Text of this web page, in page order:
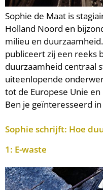
Sophie de Maat is
Holland Noord en
milieu en
publiceert zij een reeks
duurzaamheid centraal
uiteenlopende
tot de Europese Unie
Ben je geïnteresseerd
Sophie schrijft: Hoe
1: E-waste